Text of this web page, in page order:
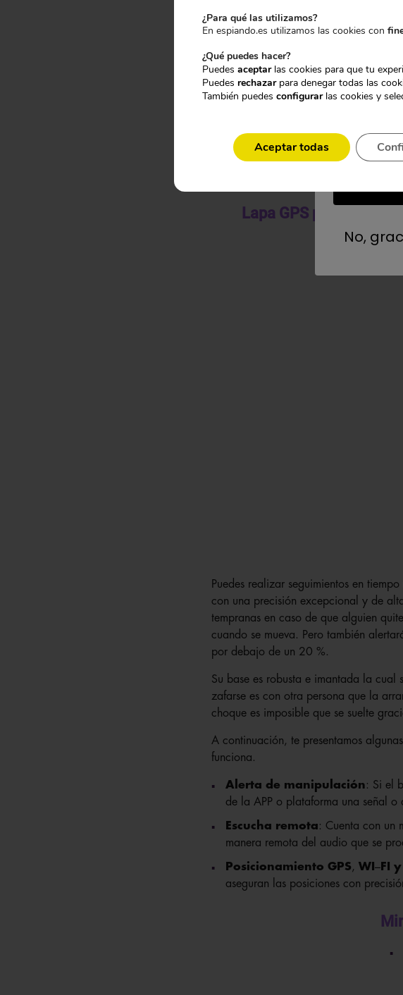
Lapa GPS profesional
Puedes realizar seguimientos en
con una precisión excepcional y de
tempranas en caso de que alguien
cuando se mueva. Pero también
por debajo de un 20 %.
Su base es robusta e imantada la cual
zafarse es con otra persona que la
choque es imposible que se suelte
A continuación, te presentamos
funciona.
Alerta de manipulación: Si el
de la APP o plataforma una señal o
Escucha remota: Cuenta con un
manera remota del audio que se
Posicionamiento GPS, WI –FI y
aseguran las posiciones con
¿Para qué las utilizamos?
En espiando.es utilizamos las cookies con
¿Qué puedes hacer?
Puedes aceptarlas cookies para que tu
Puedes rechazarpara denegar todas las
También puedes configurarlas cookies y
Aceptar todas
No,